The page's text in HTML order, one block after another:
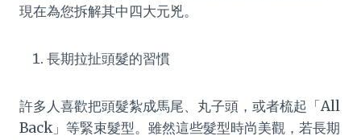
現在為您拆解其中四大元兇。
長期拉扯頭髮的習慣
許多人喜歡把頭髮紮成馬尾、丸子頭，或者梳起「All
Back」等緊束髮型。雖然這些髮型時尚美觀，若長期